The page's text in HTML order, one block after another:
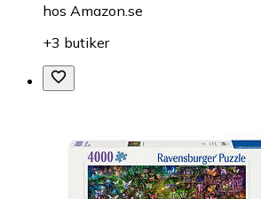
hos Amazon.se
+3 butiker